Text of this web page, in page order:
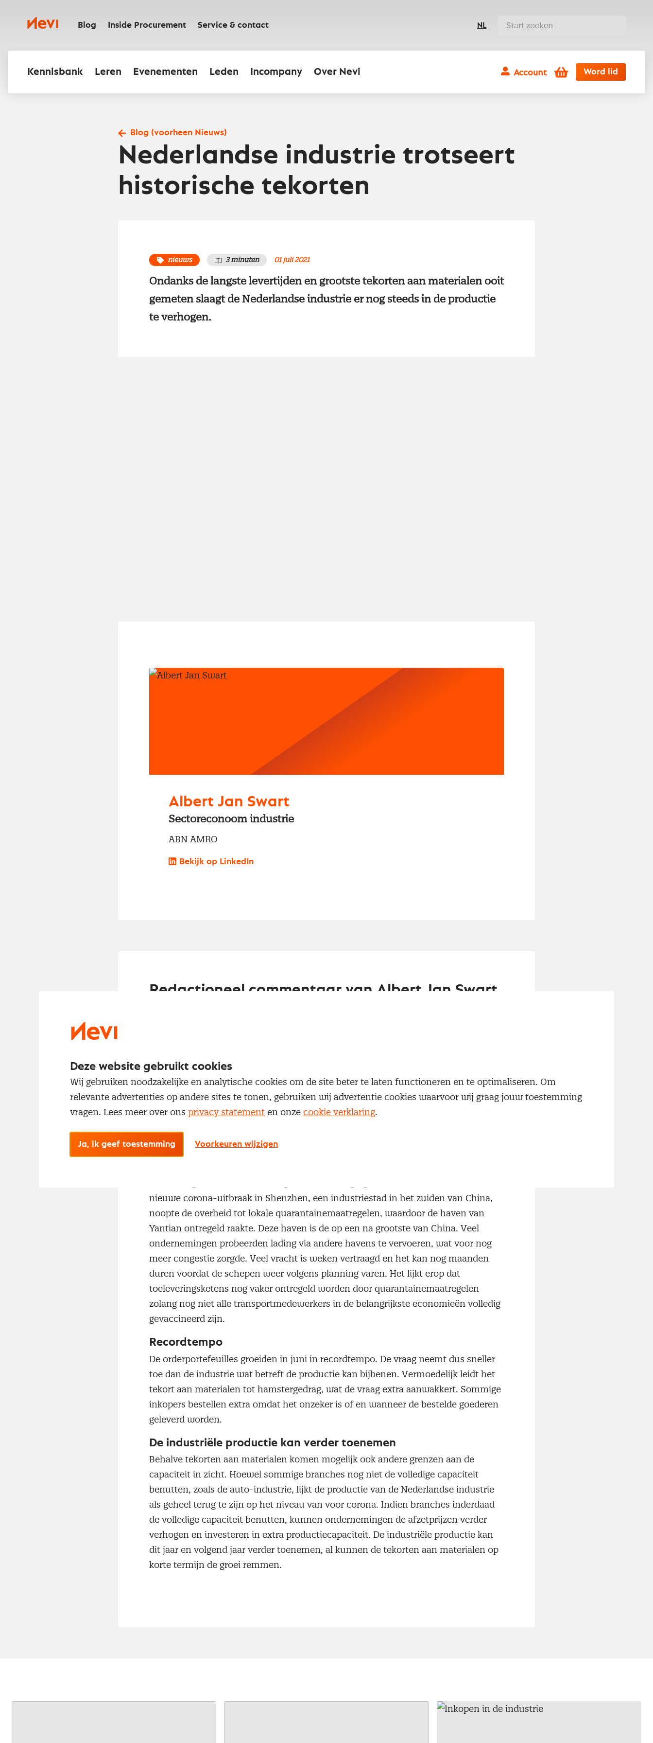
inhoudNevi Blog Inside Procurement Service & contact NL
Kennisbank Leren Evenementen Leden Incompany Over Nevi Account Winkelwagen
Word lid
Blog (voorheen Nieuws)
Nederlandse industrie trotseert
historische tekorten
nieuws 3 minuten 01 juli 2021
Ondanks de langste levertijden en grootste tekorten aan materialen ooit
gemeten slaagt de Nederlandse industrie er nog steeds in de productie
te verhogen.
Albert Jan Swart
Sectoreconoom industrie
ABN AMRO
Bekijk op LinkedIn
Redactioneel commentaar van Albert Jan Swart,
record bereikte. Levertijden, inkoop- en afzetprijzen bereikten eveneens nieuwe
records. Door schaarste en lange levertijden nemen de inkoopprijzen snel toe.
Ondernemers proberen die kosten door te berekenen in de afzetprijzen om de eigen
marge op peil te houden.
Toeleveringsketens nog steeds ontregeld
Toeleveringsketens zijn nog steeds ernstig ontregeld. Behalve chips zijn er ook
nieuwe corona-uitbraak in Shenzhen, een industriestad in het zuiden van China,
noopte de overheid tot lokale quarantainemaatregelen, waardoor de haven van
Yantian ontregeld raakte. Deze haven is de op een na grootste van China. Veel
ondernemingen probeerden lading via andere havens te vervoeren, wat voor nog
meer congestie zorgde. Veel vracht is weken vertraagd en het kan nog maanden
duren voordat de schepen weer volgens planning varen. Het lijkt erop dat
toeleveringsketens nog vaker ontregeld worden door quarantainemaatregelen
zolang nog niet alle transportmedewerkers in de belangrijkste economieën volledig
gevaccineerd zijn.
Recordtempo
De orderportefeuilles groeiden in juni in recordtempo. De vraag neemt dus sneller
toe dan de industrie wat betreft de productie kan bijbenen. Vermoedelijk leidt het
tekort aan materialen tot hamstergedrag, wat de vraag extra aanwakkert. Sommige
inkopers bestellen extra omdat het onzeker is of en wanneer de bestelde goederen
geleverd worden.
De industriële productie kan verder toenemen
Behalve tekorten aan materialen komen mogelijk ook andere grenzen aan de
capaciteit in zicht. Hoewel sommige branches nog niet de volledige capaciteit
benutten, zoals de auto-industrie, lijkt de productie van de Nederlandse industrie
als geheel terug te zijn op het niveau van voor corona. Indien branches inderdaad
de volledige capaciteit benutten, kunnen ondernemingen de afzetprijzen verder
verhogen en investeren in extra productiecapaciteit. De industriële productie kan
dit jaar en volgend jaar verder toenemen, al kunnen de tekorten aan materialen op
korte termijn de groei remmen.
Deze website gebruikt cookies
Wij gebruiken noodzakelijke en analytische cookies om de site beter te laten functioneren en te optimaliseren. Om
relevante advertenties op andere sites te tonen, gebruiken wij advertentie cookies waarvoor wij graag jouw toestemming
vragen. Lees meer over ons privacy statement en onze cookie verklaring.
Ja, ik geef toestemming Voorkeuren wijzigen